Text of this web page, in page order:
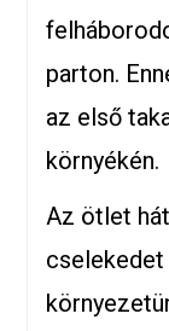
parton.
az első
környékén.
Az ötlet